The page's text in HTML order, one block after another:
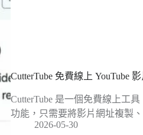
CutterTube 免費線上 YouTube
CutterTube 是一個免費線上工
功能，只需要將影片網址複製
2026-05-30